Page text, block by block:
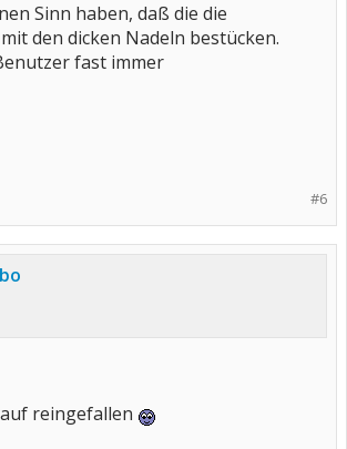
Sinn haben, daß die die
den dicken Nadeln bestücken.
fast immer
#6
reingefallen